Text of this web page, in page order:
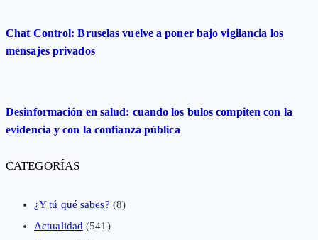
Chat Control: Bruselas vuelve a poner bajo vigilancia los
mensajes privados
Desinformación en salud: cuando los bulos compiten con la
evidencia y con la confianza pública
CATEGORÍAS
¿Y tú qué sabes? (8)
Actualidad (541)